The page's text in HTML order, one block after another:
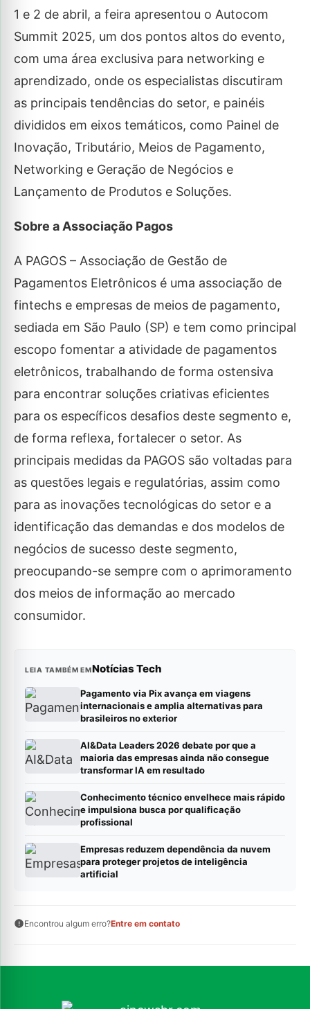
1 e 2 de abril, a feira apresentou o Autocom
Summit 2025, um dos pontos altos do evento,
com uma área exclusiva para networking e
aprendizado, onde os especialistas discutiram
as principais tendências do setor, e painéis
divididos em eixos temáticos, como Painel de
Inovação, Tributário, Meios de Pagamento,
Networking e Geração de Negócios e
Lançamento de Produtos e Soluções.
Sobre a Associação Pagos
A PAGOS – Associação de Gestão de
Pagamentos Eletrônicos é uma associação de
fintechs e empresas de meios de pagamento,
sediada em São Paulo (SP) e tem como principal
escopo fomentar a atividade de pagamentos
eletrônicos, trabalhando de forma ostensiva
para encontrar soluções criativas eficientes
para os específicos desafios deste segmento e,
de forma reflexa, fortalecer o setor. As
principais medidas da PAGOS são voltadas para
as questões legais e regulatórias, assim como
para as inovações tecnológicas do setor e a
identificação das demandas e dos modelos de
negócios de sucesso deste segmento,
preocupando-se sempre com o aprimoramento
dos meios de informação ao mercado
consumidor.
LEIA TAMBÉM EMNotícias Tech
Pagamento via Pix avança em viagens
internacionais e amplia alternativas para
brasileiros no exterior
AI&Data Leaders 2026 debate por que a
maioria das empresas ainda não consegue
transformar IA em resultado
Conhecimento técnico envelhece mais rápido
e impulsiona busca por qualificação
profissional
Empresas reduzem dependência da nuvem
para proteger projetos de inteligência
artificial
Encontrou algum erro?Entre em contato